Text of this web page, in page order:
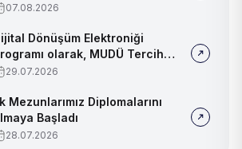
07.08.2026
Dönüşüm Elektroniği
olarak, MUDÜ Tercih
Günleri'nde biz de
29.07.2026
Mezunlarımız Diplomalarını
Başladı
28.07.2026